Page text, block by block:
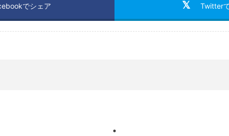
でシェア Twitter